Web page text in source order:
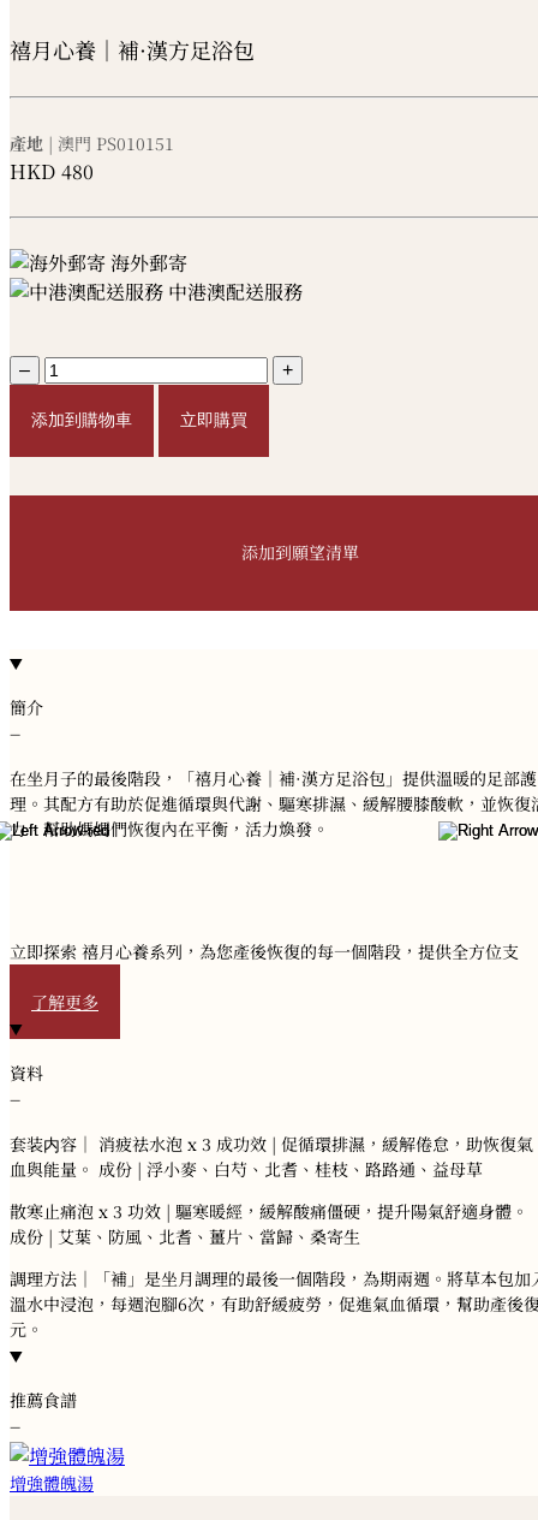
禧月心養｜補·漢方足浴包
產地 | 澳門 PS010151
HKD 480
海外郵寄
中港澳配送服務
– +
添加到購物車 立即購買
添加到願望清單
簡介
−
在坐月子的最後階段，「禧月心養｜補·漢方足浴包」提供溫暖的足部護
理。其配方有助於促進循環與代謝、驅寒排濕、緩解腰膝酸軟，並恢復
力，幫助媽媽們恢復內在平衡，活力煥發。
立即探索 禧月心養系列，為您產後恢復的每一個階段，提供全方位支
了解更多
資料
−
套装内容｜ 消疲祛水泡 x 3 成功效 | 促循環排濕，緩解倦怠，助恢復氣
血與能量。 成份 | 浮小麥、白芍、北耆、桂枝、路路通、益母草
散寒止痛泡 x 3 功效 | 驅寒暖經，緩解酸痛僵硬，提升陽氣舒適身體。
成份 | 艾葉、防風、北耆、薑片、當歸、桑寄生
調理方法｜「補」是坐月調理的最後一個階段，為期兩週。將草本包加
溫水中浸泡，每週泡腳6次，有助舒緩疲勞，促進氣血循環，幫助產後
元。
推薦食譜
−
增強體魄湯